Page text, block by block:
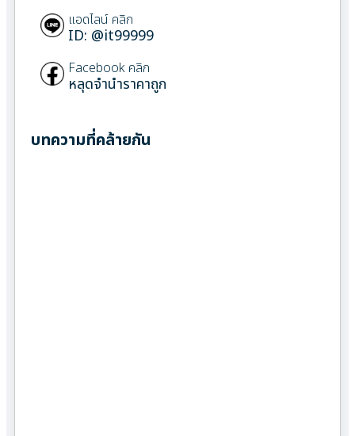
แอดไลน์ คลิก
ID: @it99999
Facebook คลิก
หลุดจำนำราคาถูก
บทความที่คล้ายกัน